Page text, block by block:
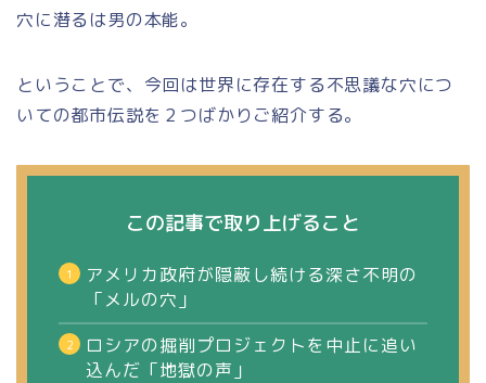
穴に潜るは男の本能。
ということで、今回は世界に存在する不思議な穴につ
いての都市伝説を２つばかりご紹介する。
この記事で取り上げること
アメリカ政府が隠蔽し続ける深さ不明の
「メルの穴」
ロシアの掘削プロジェクトを中止に追い
込んだ 「地獄の声」